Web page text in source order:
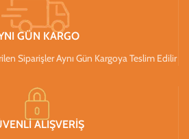
GÜN KARGO
Siparişler Aynı Gün Kargoya Teslim Edilir
ALIŞVERİŞ